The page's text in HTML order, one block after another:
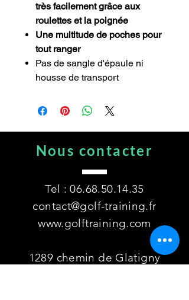
très facilement grâce aux
roulettes et la poignée
Une multitude de poches pour
tout ranger
Pas de sangle d'épaule ni
housse de transport
Nous contacter
Tel :06.68.50.14.35
contact@golf-training.fr
www.golftraining.com
1289 chemin de Glatigny